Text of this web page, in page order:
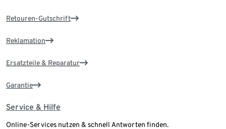
Retouren-Gutschrift
Reklamation
Ersatzteile & Reparatur
Garantie
Service & Hilfe
Online-Services nutzen & schnell Antworten finden.